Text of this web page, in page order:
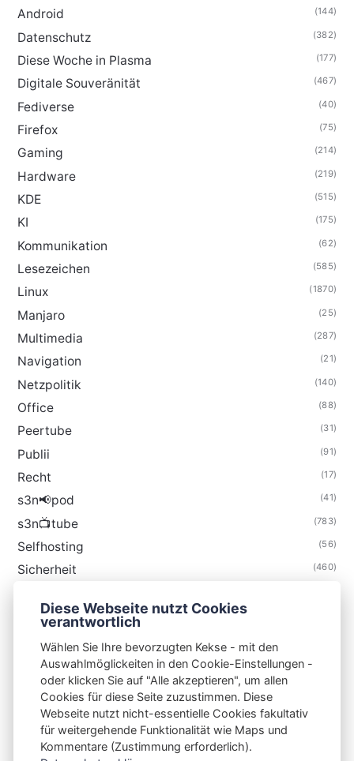
Android (144)
Datenschutz (382)
Diese Woche in Plasma (177)
Digitale Souveränität (467)
Fediverse (40)
Firefox (75)
Gaming (214)
Hardware (219)
KDE (515)
KI (175)
Kommunikation (62)
Lesezeichen (585)
Linux (1870)
Manjaro (25)
Multimedia (287)
Navigation (21)
Netzpolitik (140)
Office (88)
Peertube (31)
Publii (91)
Recht (17)
s3n📢pod (41)
s3n📺tube (783)
Selfhosting (56)
Sicherheit (460)
Thunderbird
S3N🧩NET
Integrating Open-Source Blog Network (iOSBN)
Diese Webseite nutzt Cookies
verantwortlich
Wählen Sie Ihre bevorzugten Kekse - mit den
Auswahlmöglickeiten in den Cookie-Einstellungen -
oder klicken Sie auf "Alle akzeptieren", um allen
Cookies für diese Seite zuzustimmen. Diese
Webseite nutzt nicht-essentielle Cookies fakultativ
für weitergehende Funktionalität wie Maps und
Kommentare (Zustimmung erforderlich).